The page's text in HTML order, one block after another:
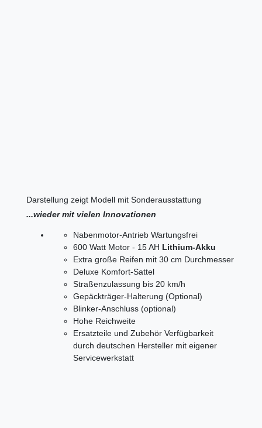
Darstellung zeigt Modell mit Sonderausstattung
...wieder mit vielen Innovationen
Nabenmotor-Antrieb Wartungsfrei
600 Watt Motor - 15 AH Lithium-Akku
Extra große Reifen mit 30 cm Durchmesser
Deluxe Komfort-Sattel
Straßenzulassung bis 20 km/h
Gepäckträger-Halterung (Optional)
Blinker-Anschluss (optional)
Hohe Reichweite
Ersatzteile und Zubehör Verfügbarkeit
durch deutschen Hersteller mit eigener
Servicewerkstatt